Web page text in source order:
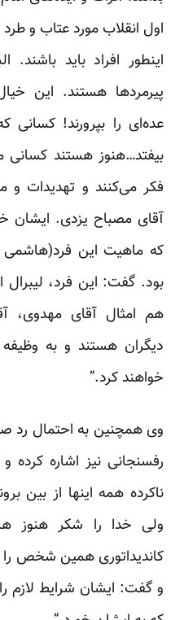
اول انقلاب مورد عتاب و
اینطور افراد باید باشند.
پیرمردها هستند. این
عده‌ای را بپرورند! کسانی
بیفتد…هنوز هستند کسانی
فکر می‌کنند و تهدیدات و
آقای مصباح یزدی.
که ماهیت این فرد(هاشمی
بود. گفت: این فرد،
هم امثال آقای مهدوی،
دیگران هستند و به
خواهند کرد.”
وی همچنین به احتمال رد
رفسنجانی نیز اشاره کرده
ناکرده همه اینها از بین
ولی خدا را شکر هنوز
کاندیداتوری همین شخص
و گفت: ایشان شرایط لازم